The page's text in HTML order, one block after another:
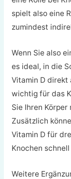
spielt also eine
zumindest
Wenn Sie also
es ideal, in die
Vitamin D direkt
wichtig für das
Sie Ihren
Zusätzlich
Vitamin D für
Knochen
Weitere